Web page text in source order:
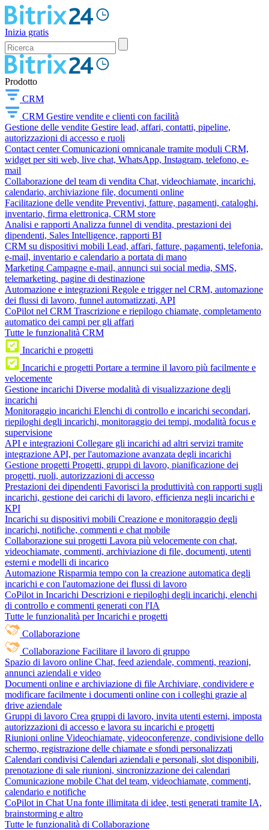
Inizia gratis
Prodotto
CRM
CRM Gestire vendite e clienti con facilità
Gestione delle vendite Gestire lead, affari, contatti, pipeline,
autorizzazioni di accesso e ruoli
Contact center Comunicazioni omnicanale tramite moduli CRM,
widget per siti web, live chat, WhatsApp, Instagram, telefono, e-
mail
Collaborazione del team di vendita Chat, videochiamate, incarichi,
calendario, archiviazione file, documenti online
Facilitazione delle vendite Preventivi, fatture, pagamenti, cataloghi,
inventario, firma elettronica, CRM store
Analisi e rapporti Analizza funnel di vendita, prestazioni dei
dipendenti, Sales Intelligence, rapporti BI
CRM su dispositivi mobili Lead, affari, fatture, pagamenti, telefonia,
e-mail, inventario e calendario a portata di mano
Marketing Campagne e-mail, annunci sui social media, SMS,
telemarketing, pagine di destinazione
Automazione e integrazioni Regole e trigger nel CRM, automazione
dei flussi di lavoro, funnel automatizzati, API
CoPilot nel CRM Trascrizione e riepilogo chiamate, completamento
automatico dei campi per gli affari
Tutte le funzionalità CRM
Incarichi e progetti
Incarichi e progetti Portare a termine il lavoro più facilmente e
velocemente
Gestione incarichi Diverse modalità di visualizzazione degli
incarichi
Monitoraggio incarichi Elenchi di controllo e incarichi secondari,
riepiloghi degli incarichi, monitoraggio dei tempi, modalità focus e
supervisione
API e integrazioni Collegare gli incarichi ad altri servizi tramite
integrazione API, per l'automazione avanzata degli incarichi
Gestione progetti Progetti, gruppi di lavoro, pianificazione dei
progetti, ruoli, autorizzazioni di accesso
Prestazioni dei dipendenti Favorisci la produttività con rapporti sugli
incarichi, gestione dei carichi di lavoro, efficienza negli incarichi e
KPI
Incarichi su dispositivi mobili Creazione e monitoraggio degli
incarichi, notifiche, commenti e chat mobile
Collaborazione sui progetti Lavora più velocemente con chat,
videochiamate, commenti, archiviazione di file, documenti, utenti
esterni e modelli di incarico
Automazione Risparmia tempo con la creazione automatica degli
incarichi e con l'automazione dei flussi di lavoro
CoPilot in Incarichi Descrizioni e riepiloghi degli incarichi, elenchi
di controllo e commenti generati con l'IA
Tutte le funzionalità per Incarichi e progetti
Collaborazione
Collaborazione Facilitare il lavoro di gruppo
Spazio di lavoro online Chat, feed aziendale, commenti, reazioni,
annunci aziendali e video
Documenti online e archiviazione di file Archiviare, condividere e
modificare facilmente i documenti online con i colleghi grazie al
drive aziendale
Gruppi di lavoro Crea gruppi di lavoro, invita utenti esterni, imposta
autorizzazioni di accesso e lavora su incarichi e progetti
Riunioni online Videochiamate, videoconferenze, condivisione dello
schermo, registrazione delle chiamate e sfondi personalizzati
Calendari condivisi Calendari aziendali e personali, slot disponibili,
prenotazione di sale riunioni, sincronizzazione dei calendari
Comunicazione mobile Chat del team, videochiamate, commenti,
calendario e notifiche
CoPilot in Chat Una fonte illimitata di idee, testi generati tramite IA,
brainstorming e altro
Tutte le funzionalità di Collaborazione